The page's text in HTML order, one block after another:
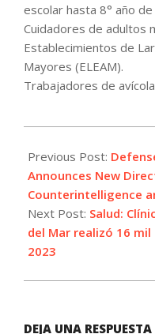
escolar hasta 8° año
Cuidadores de adultos
Establecimientos de
Mayores (ELEAM).
Trabajadores de
03-
18
Previous Post:
Announces New
Counterintelligence
Next Post: Salud:
del Mar realizó 16
2023
DEJA UNA RESPUESTA